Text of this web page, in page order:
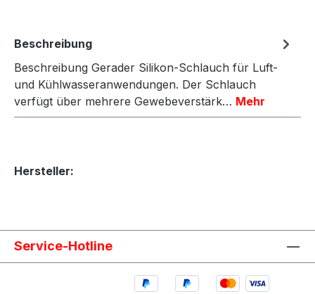
Beschreibung
Beschreibung Gerader Silikon-Schlauch für Luft-
und Kühlwasseranwendungen. Der Schlauch
verfügt über mehrere Gewebeverstärk… Mehr
Hersteller:
Service-Hotline